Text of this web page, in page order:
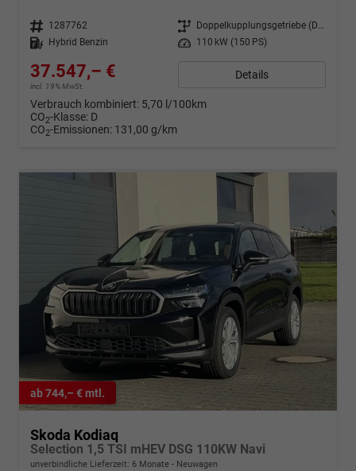
Fahrzeugnr. 1287762 Getriebe
Doppelkupplungsgetriebe (DSG)
Kraftstoff
Hybrid Benzin Leistung 110 kW (150 PS)
37.547,– €
incl. 19% MwSt.
Details
Verbrauch kombiniert: 5,70 l/100km
CO2-Klasse: D
CO2-Emissionen: 131,00 g/km
ab 744,– € mtl.
Skoda Kodiaq
Selection 1,5 TSI mHEV DSG 110KW Navi
unverbindliche Lieferzeit: 6 Monate Neuwagen